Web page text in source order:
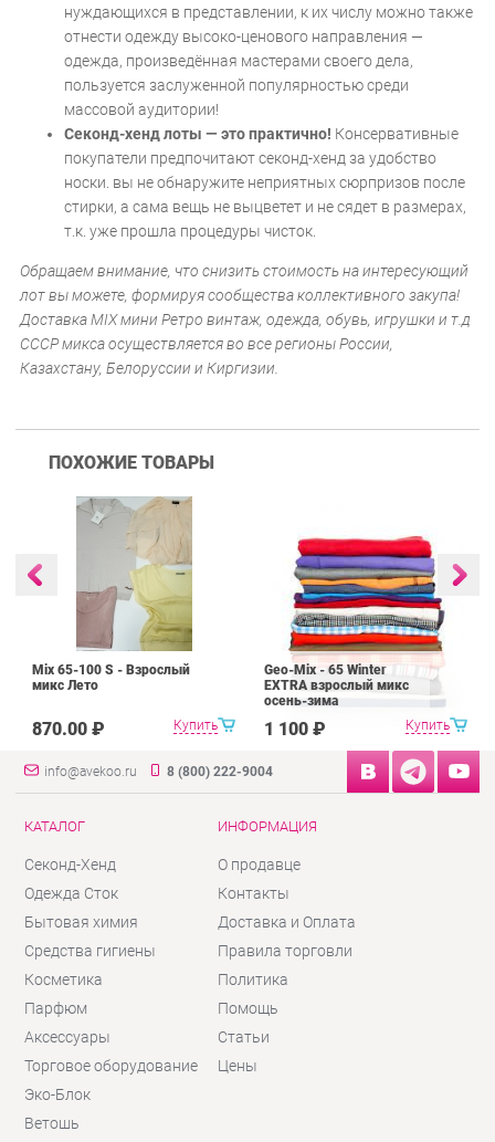
нуждающихся в представлении, к их числу можно также
отнести одежду высоко-ценового направления —
одежда, произведённая мастерами своего дела,
пользуется заслуженной популярностью среди
массовой аудитории!
Секонд-хенд лоты — это практично! Консервативные
покупатели предпочитают секонд-хенд за удобство
носки. вы не обнаружите неприятных сюрпризов после
стирки, а сама вещь не выцветет и не сядет в размерах,
т.к. уже прошла процедуры чисток.
Обращаем внимание, что снизить стоимость на интересующий
лот вы можете, формируя сообщества коллективного закупа!
Доставка MIX мини Ретро винтаж, одежда, обувь, игрушки и т.д
СССР микса осуществляется во все регионы России,
Казахстану, Белоруссии и Киргизии.
ПОХОЖИЕ ТОВАРЫ
Купить
Mix 65-100 S - Взрослый
микс Лето
870.00 ₽ Купить
Geo-Mix - 65 Winter
EXTRA взрослый микс
осень-зима
1 100 ₽
info@avekoo.ru 8 (800) 222-9004
КАТАЛОГ
Секонд-Хенд
Одежда Сток
Бытовая химия
Средства гигиены
Косметика
Парфюм
Аксессуары
Торговое оборудование
Эко-Блок
Ветошь
ИНФОРМАЦИЯ
О продавце
Контакты
Доставка и Оплата
Правила торговли
Политика
Помощь
Статьи
Цены